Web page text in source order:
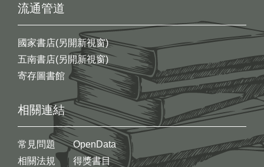
流通管道
國家書店(另開新視窗)
五南書店(另開新視窗)
寄存圖書館
相關連結
常見問題
相關法規
OpenData
得獎書目